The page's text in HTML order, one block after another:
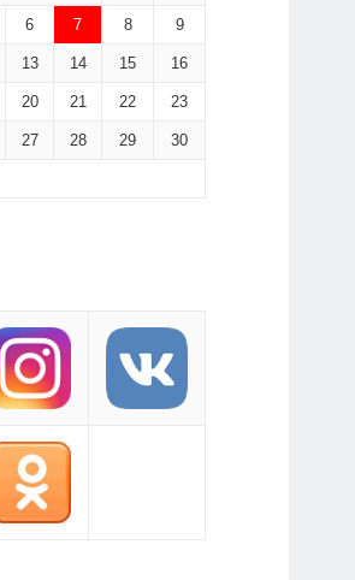
6 7 8 9
13 14 15 16
20 21 22 23
27 28 29 30